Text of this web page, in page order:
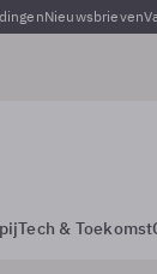
Nieuwsbrieven
Tech & Toekomst